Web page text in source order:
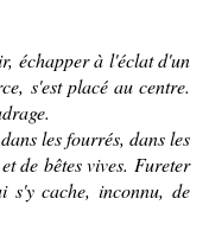
échapper à l'éclat d'un
s'est placé au centre.
les fourrés, dans les
de bêtes vives. Fureter
s'y cache, inconnu, de